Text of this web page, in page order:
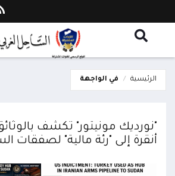
الرئيسية في الواجهة
"نورديك مونيتور" تكشف
أنقرة إلى "رئة مالية" لصفقات